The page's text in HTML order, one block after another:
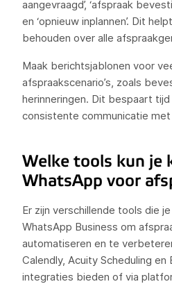
aangevraagd’, ‘afspraak
en ‘opnieuw inplannen’. Dit
behouden over alle
Maak berichtsjablonen voor
afspraakscenario’s, zoals
herinneringen. Dit bespaart
consistente communicatie met
Welke tools kun je
WhatsApp voor
Er zijn verschillende tools die
WhatsApp Business om
automatiseren en te
Calendly, Acuity Scheduling
integraties bieden of via